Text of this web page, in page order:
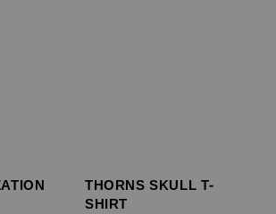
THORNS SKULL T-
SHIRT